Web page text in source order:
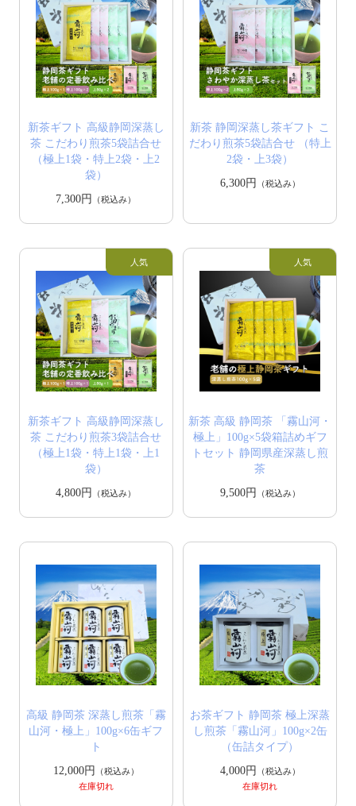
新茶ギフト 高級静岡深蒸し
茶 こだわり煎茶5袋詰合せ
（極上1袋・特上2袋・上2
袋）
7,300円
（税込み）
新茶 静岡深蒸し茶ギフト こ
だわり煎茶5袋詰合せ （特上
2袋・上3袋）
6,300円
（税込み）
新茶ギフト 高級静岡深蒸し
茶 こだわり煎茶3袋詰合せ
（極上1袋・特上1袋・上1
袋）
4,800円
（税込み）
新茶 高級 静岡茶 「霧山河・
極上」100g×5袋箱詰めギフ
トセット 静岡県産深蒸し煎
茶
9,500円
（税込み）
高級 静岡茶 深蒸し煎茶「霧
山河・極上」100g×6缶ギフ
ト
12,000円
（税込み）
在庫切れ
お茶ギフト 静岡茶 極上深蒸
し煎茶「霧山河」100g×2缶
（缶詰タイプ）
4,000円
（税込み）
在庫切れ